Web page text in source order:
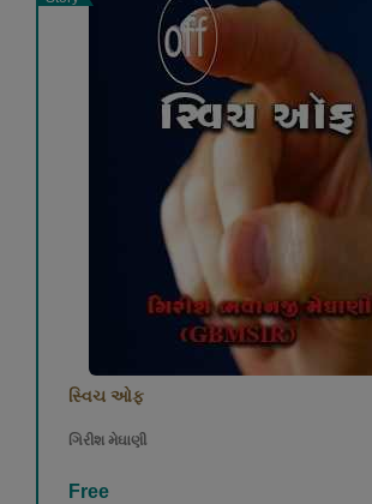
સ્વિચ ઓફ
ગિરીશ મેઘાણી
Free